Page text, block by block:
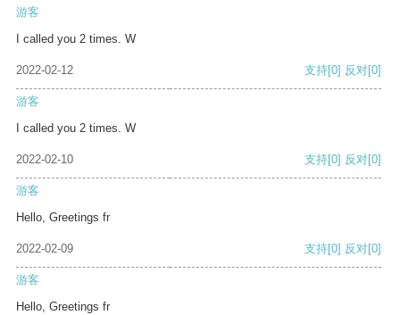
游客
I called you 2 times. W
2022-02-12 支持[0] 反对[0]
游客
I called you 2 times. W
2022-02-10 支持[0] 反对[0]
游客
Hello, Greetings fr
2022-02-09 支持[0] 反对[0]
游客
Hello, Greetings fr